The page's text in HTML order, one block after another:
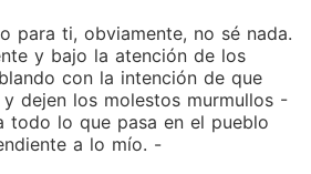
para ti, obviamente, no sé nada.
y bajo la atención de los
con la intención de que
dejen los molestos murmullos -
todo lo que pasa en el pueblo
a lo mío. ­-